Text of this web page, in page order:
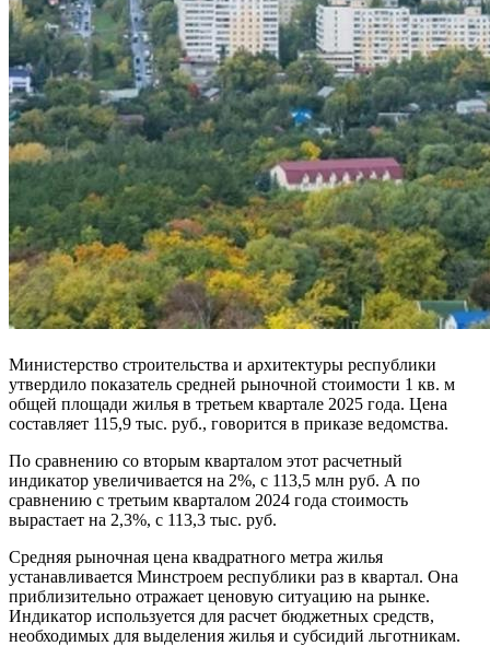
Министерство строительства и архитектуры республики
утвердило показатель средней рыночной стоимости 1 кв. м
общей площади жилья в третьем квартале 2025 года. Цена
составляет 115,9 тыс. руб., говорится в приказе ведомства.
По сравнению со вторым кварталом этот расчетный
индикатор увеличивается на 2%, с 113,5 млн руб. А по
сравнению с третьим кварталом 2024 года стоимость
вырастает на 2,3%, с 113,3 тыс. руб.
Средняя рыночная цена квадратного метра жилья
устанавливается Минстроем республики раз в квартал. Она
приблизительно отражает ценовую ситуацию на рынке.
Индикатор используется для расчет бюджетных средств,
необходимых для выделения жилья и субсидий льготникам.